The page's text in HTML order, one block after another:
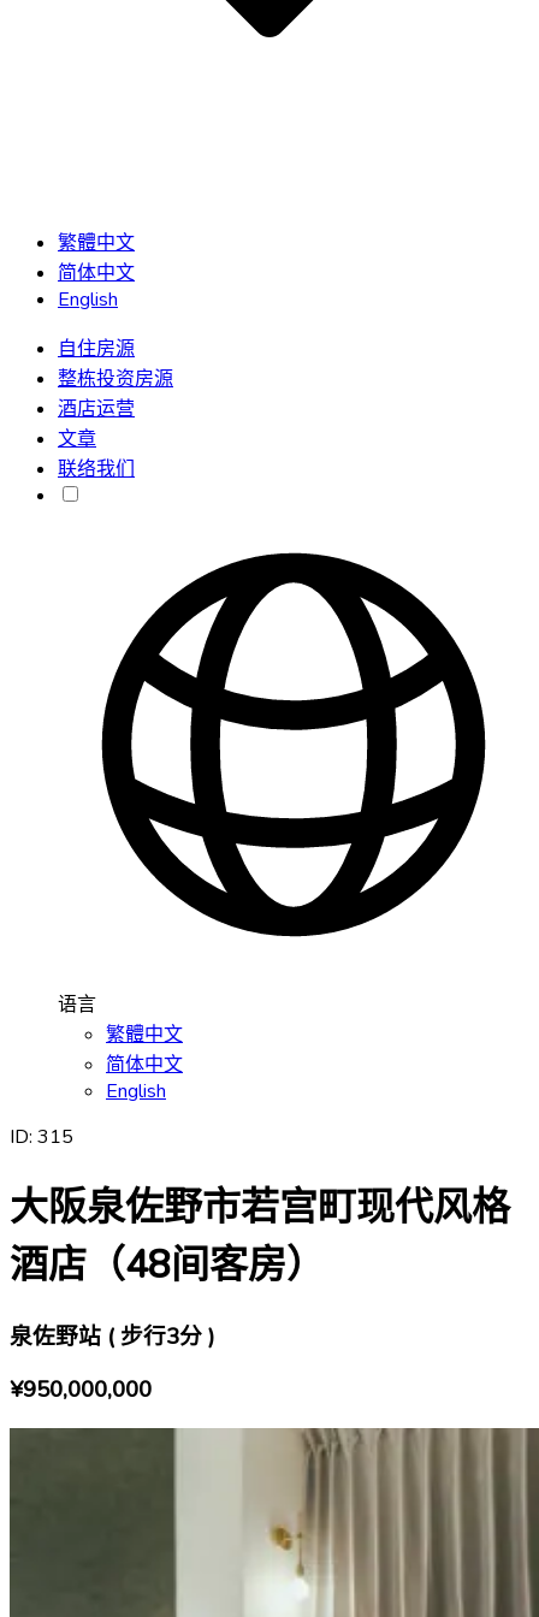
繁體中文
简体中文
English
自住房源
整栋投资房源
酒店运营
文章
联络我们
语言
繁體中文
简体中文
English
ID: 315
大阪泉佐野市若宫町现代风格
酒店（48间客房）
泉佐野站 ( 步行3分 )
¥950,000,000